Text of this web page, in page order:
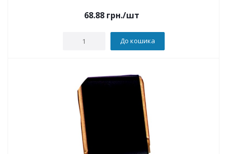
68.88 грн./шт
До кошика